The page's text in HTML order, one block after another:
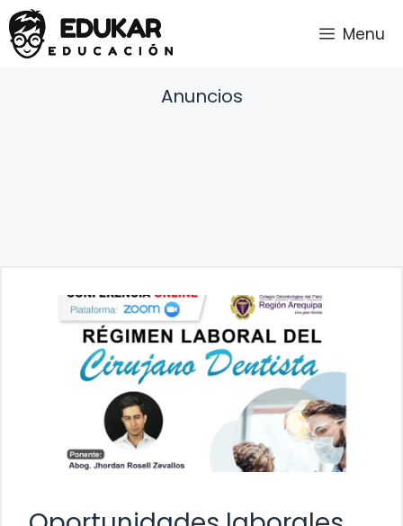
Saltar
al
contenido
Menu
Anuncios